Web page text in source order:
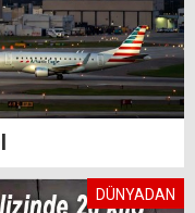
DÜNYADAN